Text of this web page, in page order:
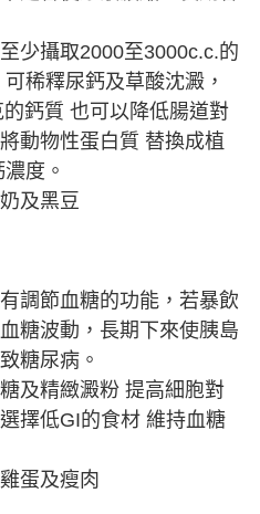
少攝取2000至3000c.c.的
稀釋尿鈣及草酸沈澱，
鈣質 也可以降低腸道對
動物性蛋白質 替換成植
度。
及黑豆
調節血糖的功能，若暴飲
糖波動，長期下來使胰島
糖尿病。
及精緻澱粉 提高細胞對
擇低GI的食材 維持血糖
蛋及瘦肉